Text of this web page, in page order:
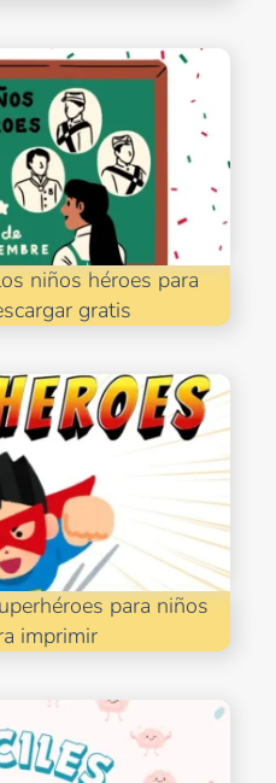
niños héroes para
gratis
para niños
imprimir